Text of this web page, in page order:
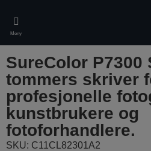
main
content
Meny
SureColor P7300
tommers skriver
profesjonelle
kunstbrukere og
fotoforhandlere.
SKU: C11CL82301A2